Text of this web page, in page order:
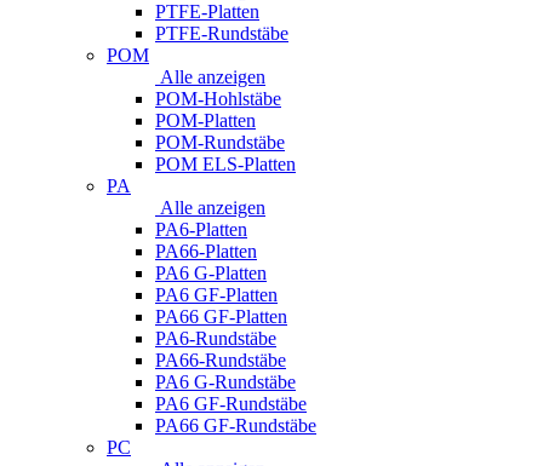
PTFE-Platten
PTFE-Rundstäbe
POM
Alle anzeigen
POM-Hohlstäbe
POM-Platten
POM-Rundstäbe
POM ELS-Platten
PA
Alle anzeigen
PA6-Platten
PA66-Platten
PA6 G-Platten
PA6 GF-Platten
PA66 GF-Platten
PA6-Rundstäbe
PA66-Rundstäbe
PA6 G-Rundstäbe
PA6 GF-Rundstäbe
PA66 GF-Rundstäbe
PC